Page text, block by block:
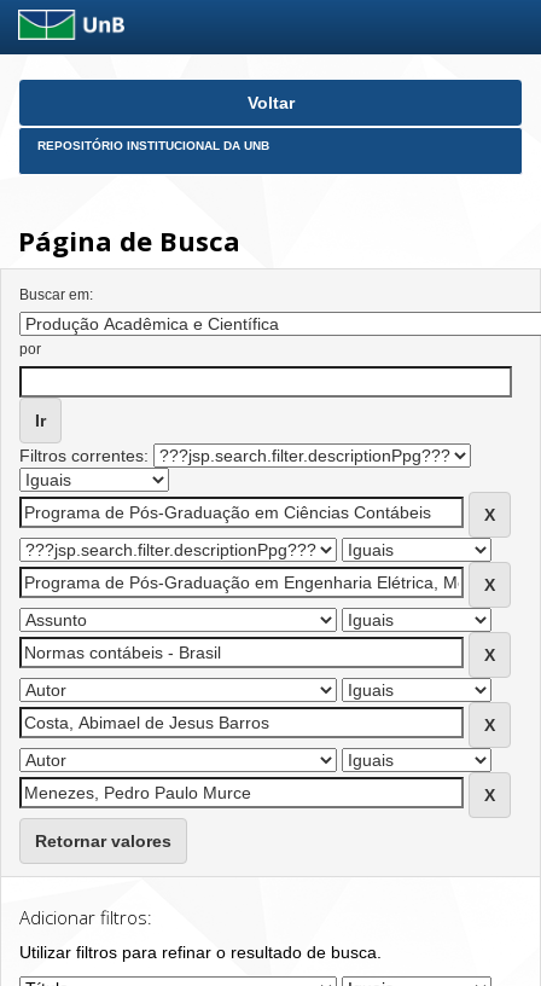
Skip
Voltar
REPOSITÓRIO INSTITUCIONAL DA UNB
Página de Busca
Buscar em:
por
Filtros correntes:
Retornar valores
Adicionar filtros:
Utilizar filtros para refinar o resultado de busca.